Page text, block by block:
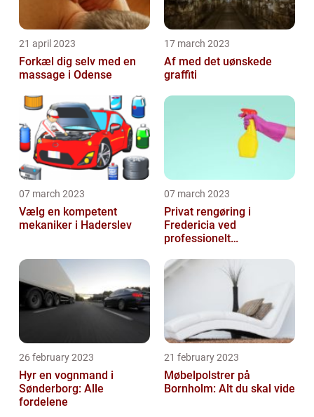
21 april 2023
Forkæl dig selv med en
massage i Odense
17 march 2023
Af med det uønskede
graffiti
07 march 2023
Vælg en kompetent
mekaniker i Haderslev
07 march 2023
Privat rengøring i
Fredericia ved
professionelt
26 february 2023
Hyr en vognmand i
Sønderborg: Alle
fordelene
21 february 2023
Møbelpolstrer på
Bornholm: Alt du skal vide